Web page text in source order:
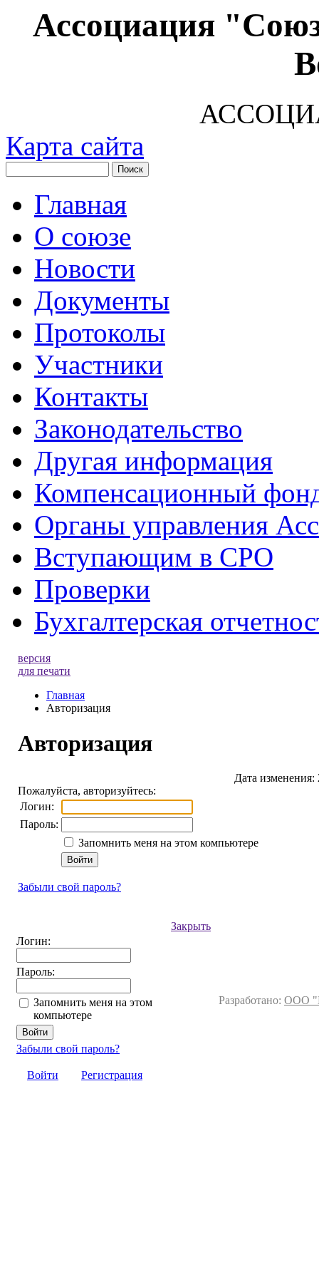
Ассоциация
Карта сайта
Главная
О союзе
Новости
Документы
Протоколы
Участники
Контакты
Законодательство
Другая информация
Компенсационный
Органы управления
Вступающим в СРО
Проверки
Бухгалтерская
версия
для печати
Главная
Авторизация
Авторизация
Дата изменения:
Пожалуйста, авторизуйтесь:
Логин:
Пароль:
Запомнить меня на этом компьютере
Забыли свой пароль?
Закрыть
Логин:
Пароль:
Запомнить меня на этом
компьютере
Забыли свой пароль?
Войти Регистрация
Разработано: ООО